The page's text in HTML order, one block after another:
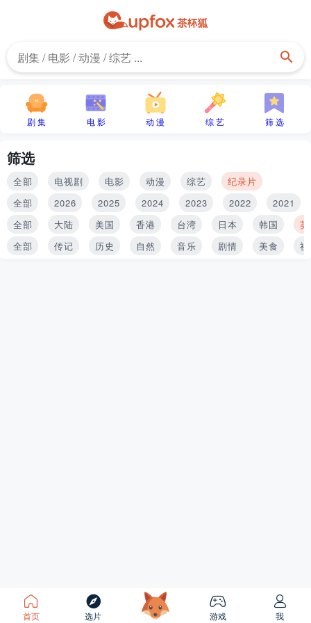
剧 集 电 影 动 漫 综 艺 筛 选
筛选
全部 电视剧 电影 动漫 综艺
纪录片
全部
2026 2025 2024 2023 2022
2021
全部
大陆 美国 香港 台湾 日本 韩国
全部
传记 历史 自然 音乐 剧情 美食
首页 选片 游戏 我